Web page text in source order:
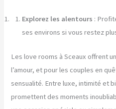
Explorez les alentours :
ses environs si vous restez
Les love rooms à Sceaux offrent
l’amour, et pour les couples en
sensualité. Entre luxe, intimité et
promettent des moments